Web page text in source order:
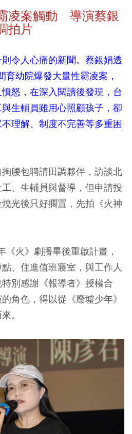
凌案觸動 導演蔡銀
拍片
令人心痛的新聞。蔡銀娟透
幼院爆發大量性霸凌案，
怒，在深入閱讀後發現，台
生輔員雖用心照顧孩子，卻
理解、制度不完善等多重困
腰包聘請田調夥伴，訪談北
、生輔員與督導，但申請投
光後只好擱置，先拍《火神
火》劇播畢後重啟計畫，
、住進值班寢室，與工作人
別感謝《報導者》授權合
角色，得以從《廢墟少年》
。